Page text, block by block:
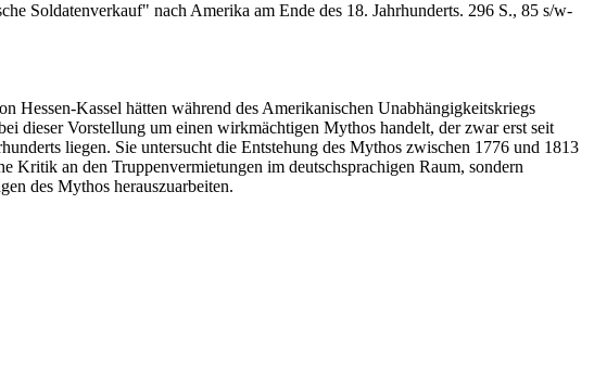
Soldatenverkauf" nach Amerika am Ende des 18. Jahrhunderts. 296 S., 85 s/w-
Hessen-Kassel hätten während des Amerikanischen Unabhängigkeitskriegs
dieser Vorstellung um einen wirkmächtigen Mythos handelt, der zwar erst seit
liegen. Sie untersucht die Entstehung des Mythos zwischen 1776 und 1813
Kritik an den Truppenvermietungen im deutschsprachigen Raum, sondern
des Mythos herauszuarbeiten.